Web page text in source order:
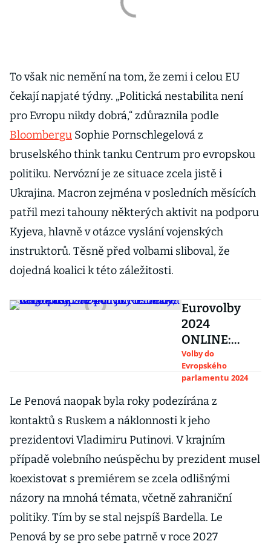
To však nic nemění na tom, že zemi i celou EU
čekají napjaté týdny. „Politická nestabilita není
pro Evropu nikdy dobrá,“ zdůraznila podle
Bloombergu Sophie Pornschlegelová z
bruselského think tanku Centrum pro evropskou
politiku. Nervózní je ze situace zcela jistě i
Ukrajina. Macron zejména v posledních měsících
patřil mezi tahouny některých aktivit na podporu
Kyjeva, hlavně v otázce vyslání vojenských
instruktorů. Těsně před volbami sliboval, že
dojedná koalici k této záležitosti.
Eurovolby
2024
ONLINE:
Těžké váhy
evropské
politiky
oslabily, do
popředí
mohou jít
Meloniová
nebo Tusk
Volby do
Evropského
parlamentu 2024
Le Penová naopak byla roky podezírána z
kontaktů s Ruskem a náklonnosti k jeho
prezidentovi Vladimiru Putinovi. V krajním
případě volebního neúspěchu by prezident musel
koexistovat s premiérem se zcela odlišnými
názory na mnohá témata, včetně zahraniční
politiky. Tím by se stal nejspíš Bardella. Le
Penová by se pro sebe patrně v roce 2027